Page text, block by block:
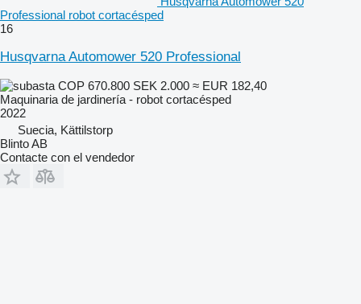
Professional robot cortacésped
16
Husqvarna Automower 520 Professional
COP 670.800 SEK 2.000 ≈ EUR 182,40
Maquinaria de jardinería - robot cortacésped
2022
Suecia, Kättilstorp
Blinto AB
Contacte con el vendedor